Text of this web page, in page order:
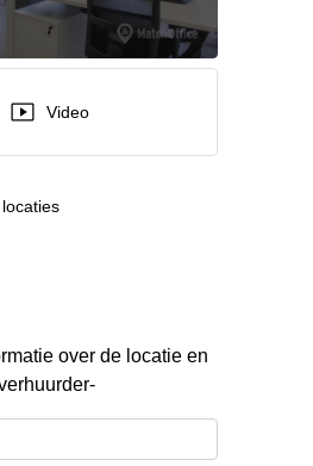
Video
over de locatie en